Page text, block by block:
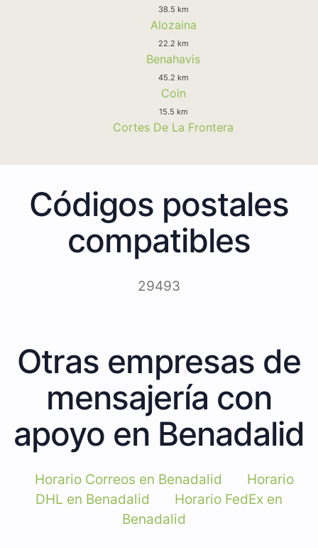
38.5 km
Alozaina
22.2 km
Benahavis
45.2 km
Coin
15.5 km
Cortes De La Frontera
Códigos postales
compatibles
29493
Otras empresas de
mensajería con
apoyo en Benadalid
Horario Correos en Benadalid
Horario
DHL en Benadalid
Horario FedEx en
Benadalid